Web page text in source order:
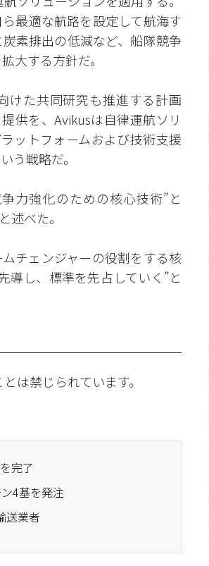
最適な航路を設定して航海す
素排出の低減など、船隊競争
大する方針だ。
けた共同研究も推進する計画
供を、Avikusは自律運航ソリ
ットフォームおよび技術支援
う戦略だ。
力強化のための核心技術”と
述べた。
チェンジャーの役割をする核
導し、標準を先占していく”と
は禁じられています。
完了
4基を発注
送業者